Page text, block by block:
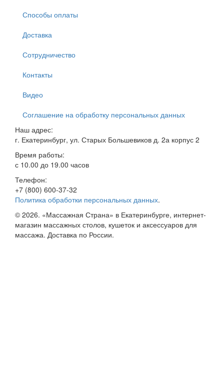
Способы оплаты
Доставка
Сотрудничество
Контакты
Видео
Соглашение на обработку персональных данных
Наш адрес:
г. Екатеринбург, ул. Старых Большевиков д. 2а корпус 2
Время работы:
с 10.00 до 19.00 часов
Телефон:
+7 (800) 600-37-32
Политика обработки персональных данных.
© 2026. «Массажная Страна» в Екатеринбурге, интернет-
магазин массажных столов, кушеток и аксессуаров для
массажа. Доставка по России.